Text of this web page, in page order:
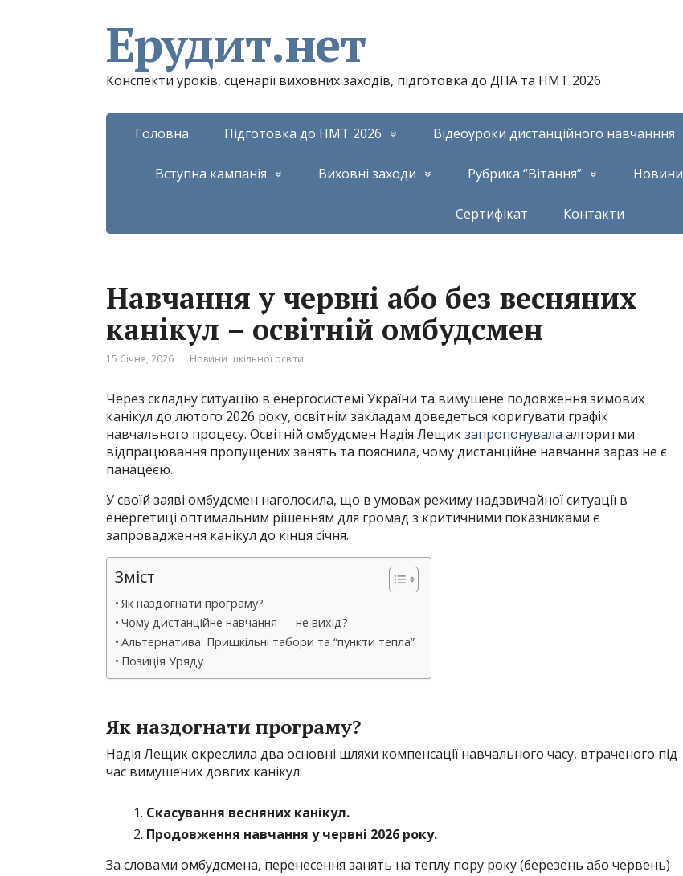
Ерудит.нет
Конспекти уроків, сценарії виховних заходів, підготовка до ДПА та НМТ 2026
Головна Підготовка до НМТ 2026 Відеоуроки дистанційного навчанння
Вступна кампанія Виховні заходи Рубрика “Вітання” Новини
Сертифікат Контакти
Навчання у червні або без весняних
канікул – освітній омбудсмен
15 Січня, 2026 Новини шкільної освіти
Через складну ситуацію в енергосистемі України та вимушене подовження зимових
канікул до лютого 2026 року, освітнім закладам доведеться коригувати графік
навчального процесу. Освітній омбудсмен Надія Лещикзапропонувала алгоритми
відпрацювання пропущених занять та пояснила, чому дистанційне навчання зараз не є
панацеєю.
У своїй заяві омбудсмен наголосила, що в умовах режиму надзвичайної ситуації в
енергетиці оптимальним рішенням для громад з критичними показниками є
запровадження канікул до кінця січня.
Зміст
Як наздогнати програму?
Чому дистанційне навчання — не вихід?
Альтернатива: Пришкільні табори та “пункти тепла”
Позиція Уряду
Як наздогнати програму?
Надія Лещик окреслила два основні шляхи компенсації навчального часу, втраченого під
час вимушених довгих канікул:
Скасування весняних канікул.
Продовження навчання у червні 2026 року.
За словами омбудсмена, перенесення занять на теплу пору року (березень або червень)